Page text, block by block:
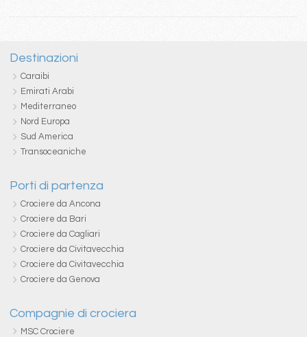
Destinazioni
Caraibi
Emirati Arabi
Mediterraneo
Nord Europa
Sud America
Transoceaniche
Porti di partenza
Crociere da Ancona
Crociere da Bari
Crociere da Cagliari
Crociere da Civitavecchia
Crociere da Civitavecchia
Crociere da Genova
Compagnie di crociera
MSC Crociere